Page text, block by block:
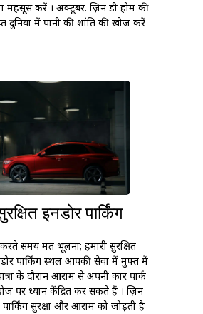
महसूस करें । अक्टूबर. ज़िन डी होम की
दुनिया में पानी की शांति की खोज करें
इनडोर पार्किंग
समय मत भूलना; हमारी सुरक्षित
पार्किंग स्थल आपकी सेवा में मुफ्त में
के दौरान आराम से अपनी कार पार्क
पर ध्यान केंद्रित कर सकते हैं । ज़िन
सुरक्षा और आराम को जोड़ती है